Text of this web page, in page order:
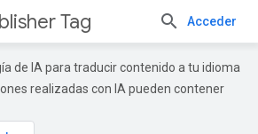
Tag Acceder
de IA para traducir contenido a tu idioma
realizadas con IA pueden contener